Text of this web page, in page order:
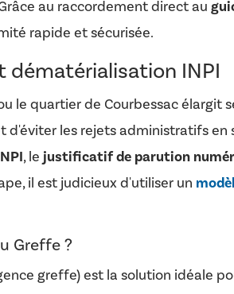
au raccordement direct au
rapide et sécurisée.
INPI
le quartier de Courbessac
d'éviter les rejets administratifs
, le justificatif de parution
il est judicieux d'utiliser un
Greffe ?
greffe) est la solution idéale